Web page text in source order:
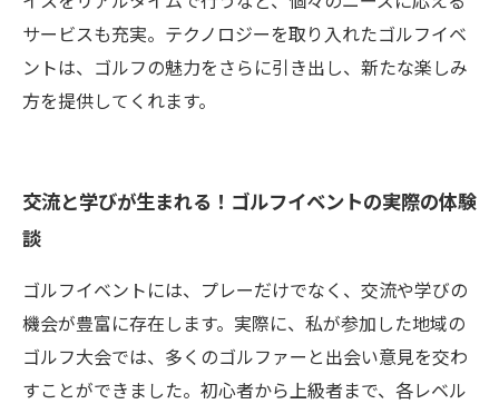
サービスも充実。テクノロジーを取り入れたゴルフイベ
ントは、ゴルフの魅力をさらに引き出し、新たな楽しみ
方を提供してくれます。
交流と学びが生まれる！ゴルフイベントの実際の体験
談
ゴルフイベントには、プレーだけでなく、交流や学びの
機会が豊富に存在します。実際に、私が参加した地域の
ゴルフ大会では、多くのゴルファーと出会い意見を交わ
すことができました。初心者から上級者まで、各レベル